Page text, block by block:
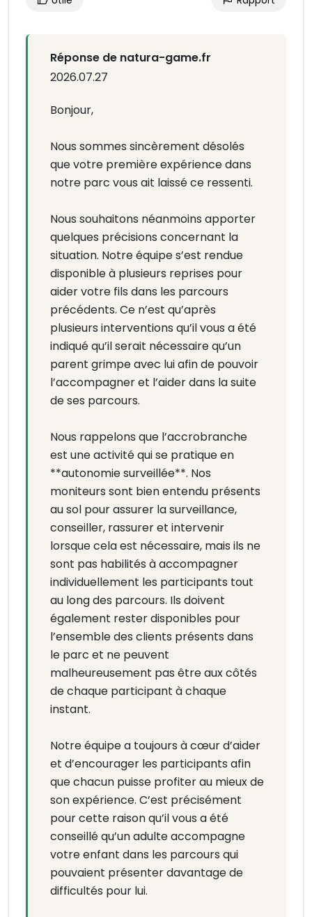
Réponse de natura-game.fr
2026.07.27
Bonjour,
Nous sommes sincèrement désolés
que votre première expérience dans
notre parc vous ait laissé ce ressenti.
Nous souhaitons néanmoins apporter
quelques précisions concernant la
situation. Notre équipe s’est rendue
disponible à plusieurs reprises pour
aider votre fils dans les parcours
précédents. Ce n’est qu’après
plusieurs interventions qu’il vous a été
indiqué qu’il serait nécessaire qu’un
parent grimpe avec lui afin de pouvoir
l’accompagner et l’aider dans la suite
de ses parcours.
Nous rappelons que l’accrobranche
est une activité qui se pratique en
**autonomie surveillée**. Nos
moniteurs sont bien entendu présents
au sol pour assurer la surveillance,
conseiller, rassurer et intervenir
lorsque cela est nécessaire, mais ils ne
sont pas habilités à accompagner
individuellement les participants tout
au long des parcours. Ils doivent
également rester disponibles pour
l’ensemble des clients présents dans
le parc et ne peuvent
malheureusement pas être aux côtés
de chaque participant à chaque
instant.
Notre équipe a toujours à cœur d’aider
et d’encourager les participants afin
que chacun puisse profiter au mieux de
son expérience. C’est précisément
pour cette raison qu’il vous a été
conseillé qu’un adulte accompagne
votre enfant dans les parcours qui
pouvaient présenter davantage de
difficultés pour lui.